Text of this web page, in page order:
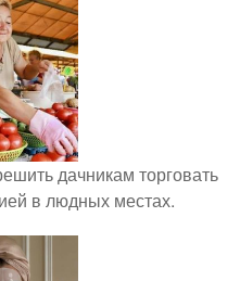
дачникам торговать
в людных местах.